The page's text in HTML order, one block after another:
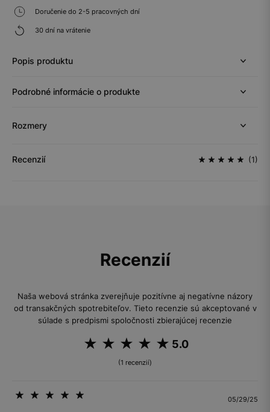
Doručenie do 2-5 pracovných dní
30 dní na vrátenie
Popis produktu
Podrobné informácie o produkte
Rozmery
Recenzií (1)
Recenzií
Naša webová stránka zverejňuje pozitívne aj negatívne názory
od transakčných spotrebiteľov. Tieto recenzie sú akceptované v
súlade s predpismi spoločnosti zbierajúcej recenzie
5.0
(1 recenzií)
05/29/25